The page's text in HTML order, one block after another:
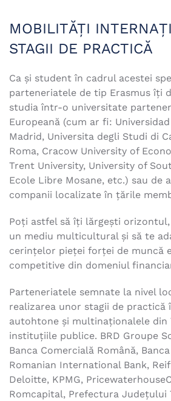
MOBILITĂŢI
STAGII DE PRACTICĂ
Ca şi student în cadrul acestei
parteneriatele de tip Erasmus îţi
studia într-o universitate
Europeană (cum ar fi:
Madrid, Universita degli Studi di
Roma, Cracow University of
Trent University, University of
Ecole Libre Mosane, etc.) sau de
companii localizate în ţările
Poţi astfel să îţi lărgeşti
un mediu multicultural şi să te
cerinţelor pieţei forţei de muncă
competitive din domeniul
Parteneriatele semnate la nivel
realizarea unor stagii de practică
autohtone şi multinaţionalele din
instituţiile publice. BRD Groupe
Banca Comercială Română,
Romanian International Bank,
Deloitte, KPMG,
Romcapital, Prefectura Județului